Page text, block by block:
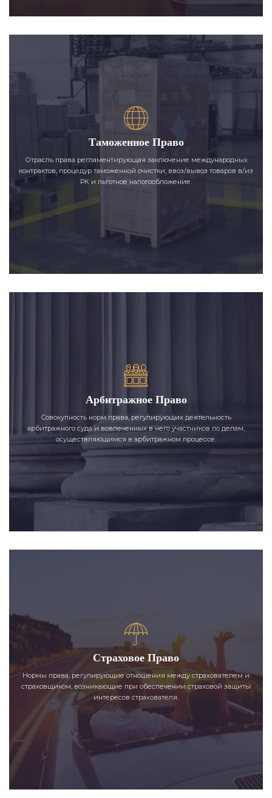
Таможенное Право
Отрасль права регламентирующая заключение международных
контрактов, процедур таможенной очистки, ввоз/вывоз товаров в/из
РК и льготное налогообложение.
Арбитражное Право
Совокупность норм права, регулирующих деятельность
арбитражного суда и вовлеченных в него участников по делам,
осуществляющимся в арбитражном процессе.
Страховое Право
Нормы права, регулирующие отношения между страхователем и
страховщиком, возникающие при обеспечении страховой защиты
интересов страхователя.